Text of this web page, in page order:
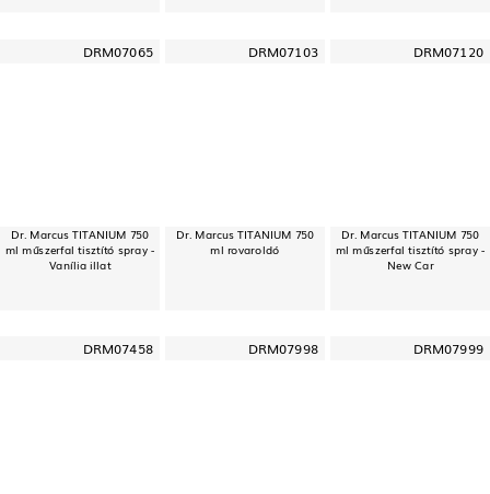
DRM07065
Dr. Marcus TITANIUM 750
ml műszerfal tisztító spray -
Vanília illat
DRM07103
Dr. Marcus TITANIUM 750
ml rovaroldó
DRM07120
Dr. Marcus TITANIUM 750
ml műszerfal tisztító spray -
New Car
DRM07458 DRM07998 DRM07999